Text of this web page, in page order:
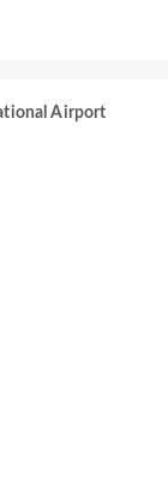
Airport